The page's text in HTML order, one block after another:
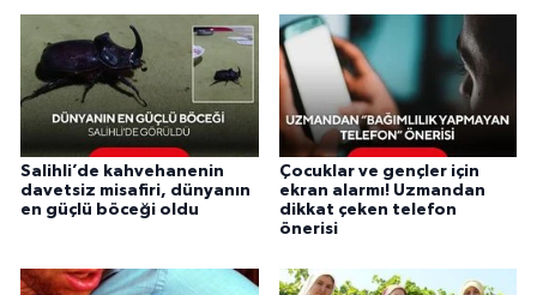
Salihli’de kahvehanenin
davetsiz misafiri, dünyanın
en güçlü böceği oldu
Çocuklar ve gençler için
ekran alarmı! Uzmandan
dikkat çeken telefon
önerisi